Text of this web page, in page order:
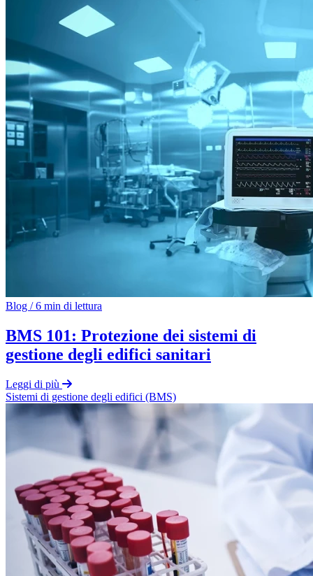
Blog /6 min di lettura
BMS 101: Protezione dei sistemi di
gestione degli edifici sanitari
Leggi di più
Sistemi di gestione degli edifici (BMS)